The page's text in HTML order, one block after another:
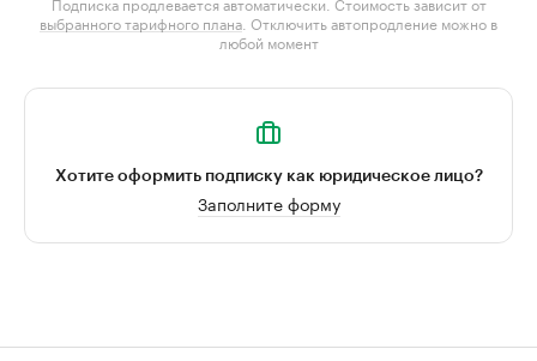
выбранного тарифного плана . Отключить автопродление можно в
любой момент
Хотите оформить подписку как юридическое лицо?
Заполните форму